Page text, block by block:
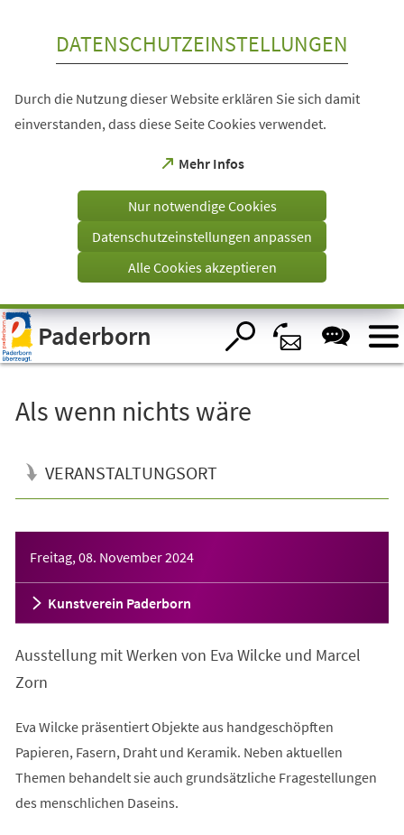
Visuelle
Assistenzsoftware
öffnen.
DATENSCHUTZEINSTELLUNGEN
Durch die Nutzung dieser Website erklären Sie sich damit
einverstanden, dass diese Seite Cookies verwendet.
Mehr Infos
(Öffnet
einem
Tab)
Nur notwendige Cookies
Datenschutzeinstellungen anpassen
Alle Cookies akzeptieren
Paderborn
Als wenn nichts wäre
VERANSTALTUNGSORT
Freitag, 08. November 2024
Kunstverein Paderborn
Ausstellung mit Werken von Eva Wilcke und Marcel
Zorn
Eva Wilcke präsentiert Objekte aus handgeschöpften
Papieren, Fasern, Draht und Keramik. Neben aktuellen
Themen behandelt sie auch grundsätzliche Fragestellungen
des menschlichen Daseins.